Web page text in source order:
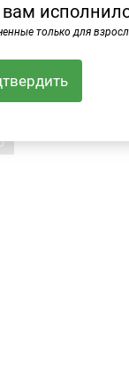
только для